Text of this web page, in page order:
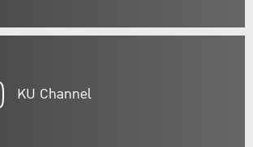
KU Channel